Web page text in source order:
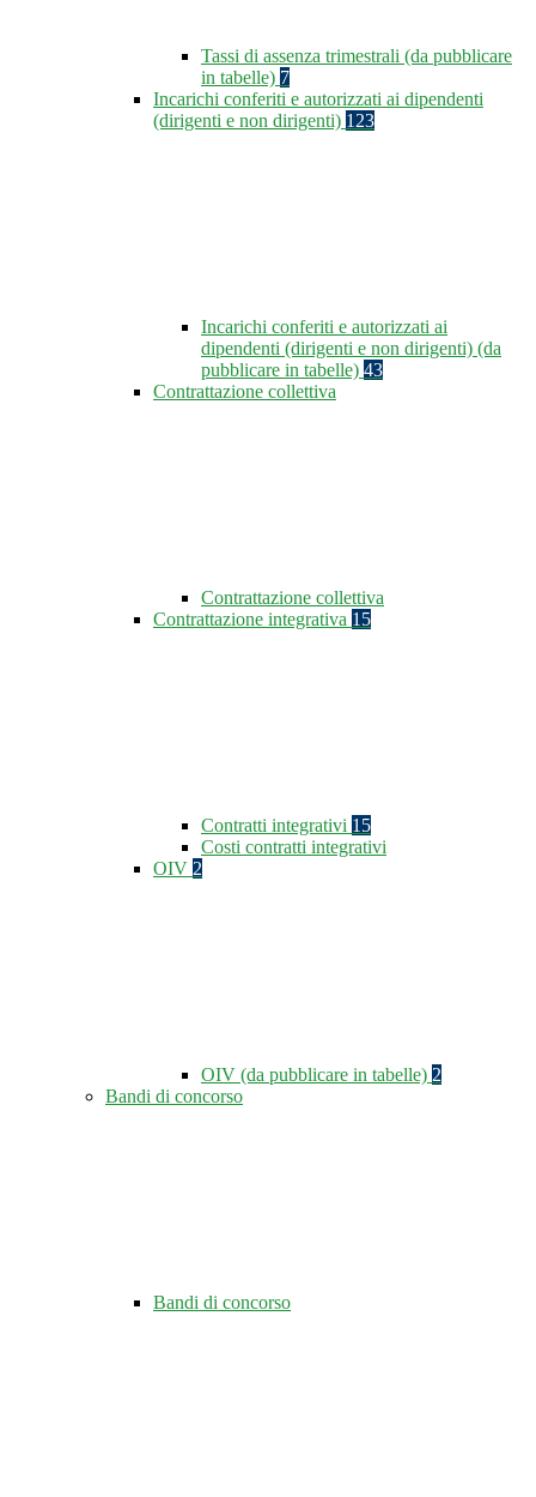
Tassi di assenza trimestrali (da pubblicare
in tabelle) 7
Incarichi conferiti e autorizzati ai dipendenti
(dirigenti e non dirigenti) 123
Incarichi conferiti e autorizzati ai
dipendenti (dirigenti e non dirigenti) (da
pubblicare in tabelle) 43
Contrattazione collettiva
Contrattazione collettiva
Contrattazione integrativa 15
Contratti integrativi 15
Costi contratti integrativi
OIV 2
OIV (da pubblicare in tabelle) 2
Bandi di concorso
Bandi di concorso